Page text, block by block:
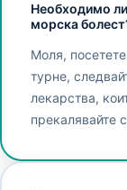
Необходимо
морска
Моля,
турне,
лекарства,
прекалявайте